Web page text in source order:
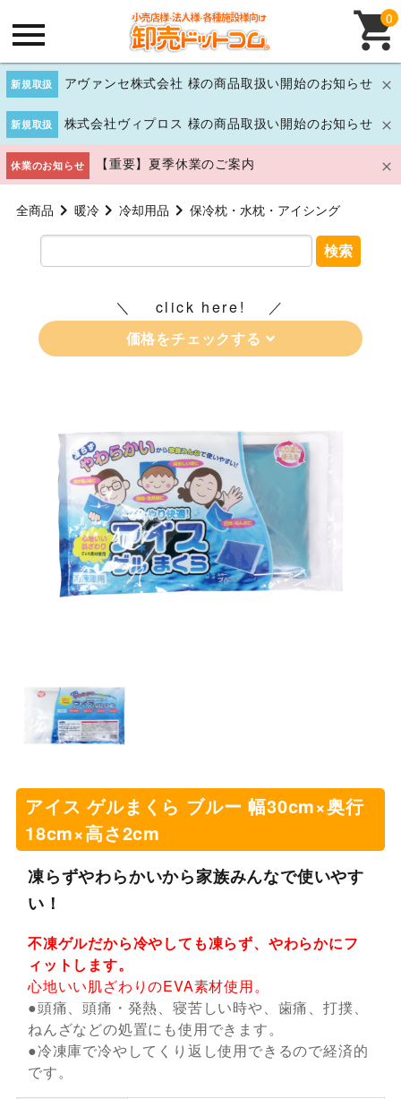
新規取扱 アヴァンセ株式会社 様の商品取扱い開始のお知らせ
新規取扱 株式会社ヴィプロス 様の商品取扱い開始のお知らせ
休業のお知らせ 【重要】夏季休業のご案内
0
全商品 暖冷 冷却用品 保冷枕・水枕・アイシング
検索
click here!
価格をチェックする
アイス ゲルまくら ブルー 幅30cm×奥行
18cm×高さ2cm
凍らずやわらかいから家族みんなで使いやす
い！
不凍ゲルだから冷やしても凍らず、やわらかにフ
ィットします。
心地いい肌ざわりのEVA素材使用。
●頭痛、頭痛・発熱、寝苦しい時や、歯痛、打撲、
ねんざなどの処置にも使用できます。
●冷凍庫で冷やしてくり返し使用できるので経済的
です。